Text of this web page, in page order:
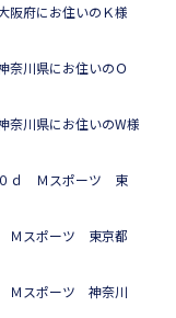
府にお住いのＫ様
川県にお住いのＯ
川県にお住いのW様
ｄ Ｍスポーツ 東
スポーツ 東京都
スポーツ 神奈川